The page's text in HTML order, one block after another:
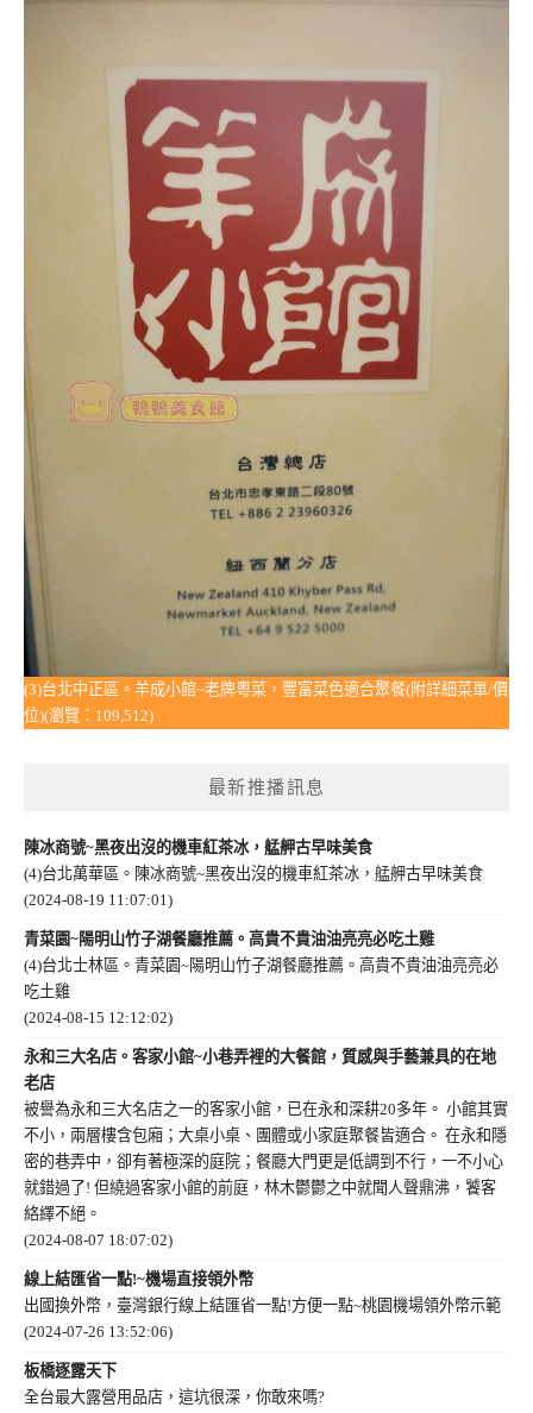
(3)台北中正區。羊成小館~老牌粵菜，豐富菜色適合聚餐(附詳細菜單/價
位)(瀏覽：109,512)
最新推播訊息
陳冰商號~黑夜出沒的機車紅茶冰，艋舺古早味美食
(4)台北萬華區。陳冰商號~黑夜出沒的機車紅茶冰，艋舺古早味美食
(2024-08-19 11:07:01)
青菜園~陽明山竹子湖餐廳推薦。高貴不貴油油亮亮必吃土雞
(4)台北士林區。青菜園~陽明山竹子湖餐廳推薦。高貴不貴油油亮亮必
吃土雞
(2024-08-15 12:12:02)
永和三大名店。客家小館~小巷弄裡的大餐館，質感與手藝兼具的在地
老店
被譽為永和三大名店之一的客家小館，已在永和深耕20多年。 小館其實
不小，兩層樓含包廂；大桌小桌、團體或小家庭聚餐皆適合。 在永和隱
密的巷弄中，卻有著極深的庭院；餐廳大門更是低調到不行，一不小心
就錯過了! 但繞過客家小館的前庭，林木鬱鬱之中就聞人聲鼎沸，饕客
絡繹不絕。
(2024-08-07 18:07:02)
線上結匯省一點!~機場直接領外幣
出國換外幣，臺灣銀行線上結匯省一點!方便一點~桃園機場領外幣示範
(2024-07-26 13:52:06)
板橋逐露天下
全台最大露營用品店，這坑很深，你敢來嗎?